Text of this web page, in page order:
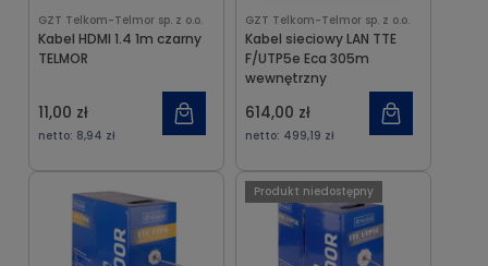
GZT Telkom-Telmor sp. z o.o.
Kabel HDMI 1.4 1m czarny
TELMOR
11,00 zł
netto: 8,94 zł
GZT Telkom-Telmor sp. z o.o.
Kabel sieciowy LAN TTE
F/UTP5e Eca 305m
wewnętrzny
614,00 zł
netto: 499,19 zł
Produkt niedostępny